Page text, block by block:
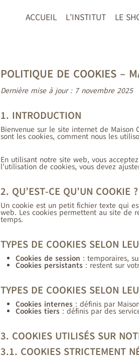
ACCUEIL L’INSTITUT LE
POLITIQUE DE COOKIES –
Dernière mise à jour : 7 novembre 2025
1. INTRODUCTION
Bienvenue sur le site internet de
sont les cookies, comment nous les
En utilisant notre site web, vous
l’utilisation de cookies, vous devez
2. QU’EST-CE QU’UN COOKIE ?
Un cookie est un petit fichier texte qui
web. Les cookies permettent au site de
temps.
TYPES DE COOKIES SELON
Cookies de session : temporaires,
Cookies persistants : restent sur
TYPES DE COOKIES SELON
Cookies internes : définis par
Cookies tiers : définis par des
3. COOKIES UTILISÉS SUR
3.1. COOKIES STRICTEMENT